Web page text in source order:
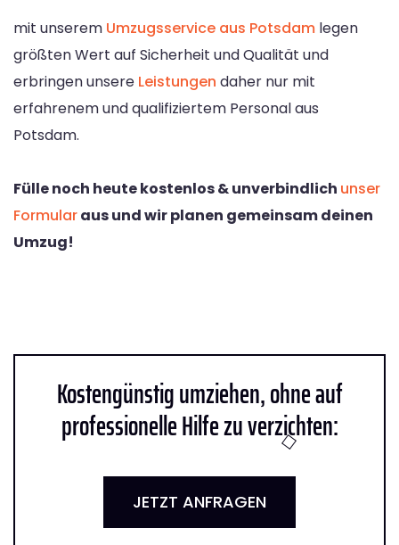
mit unserem Umzugsservice aus Potsdam legen
größten Wert auf Sicherheit und Qualität und
erbringen unsere Leistungen daher nur mit
erfahrenem und qualifiziertem Personal aus
Potsdam.
Fülle noch heute kostenlos & unverbindlich unser
Formularaus und wir planen gemeinsam deinen
Umzug!
Kostengünstig umziehen, ohne auf
professionelle Hilfe zu verzichten:
JETZT ANFRAGEN